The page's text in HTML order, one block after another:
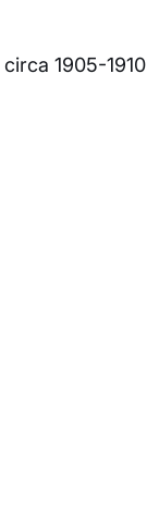
1905-1910